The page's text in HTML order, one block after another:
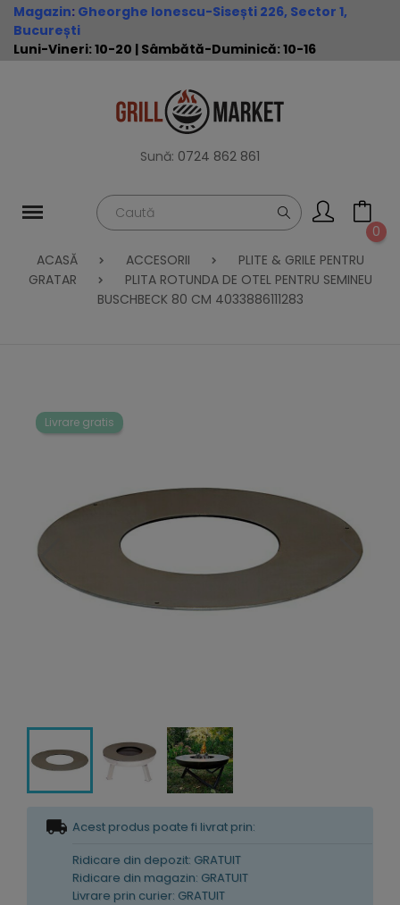
Magazin: Gheorghe Ionescu-Sisești 226, Sector 1,
București
Luni-Vineri: 10-20 | Sâmbătă-Duminică: 10-16
Sună: 0724 862 861
0
ACASĂ
ACCESORII
PLITE & GRILE PENTRU
GRATAR
PLITA ROTUNDA DE OTEL PENTRU SEMINEU
BUSCHBECK 80 CM 4033886111283
Acest produs poate fi livrat prin:
Ridicare din depozit: GRATUIT
Ridicare din magazin: GRATUIT
Livrare prin curier: GRATUIT
Livrare gratis